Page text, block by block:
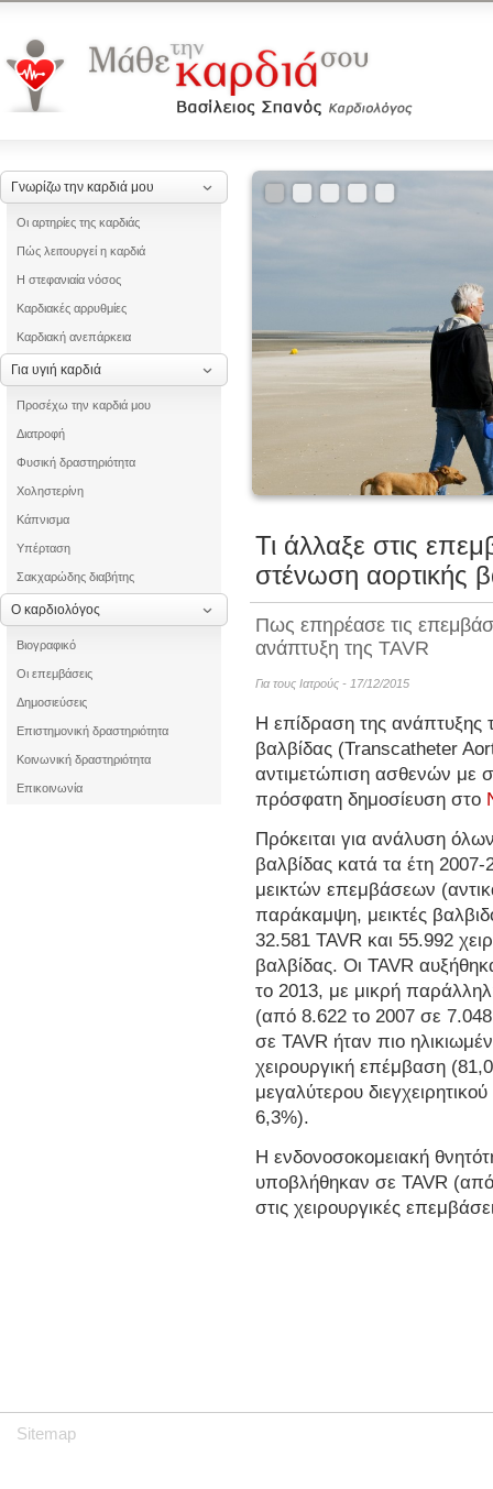
Γνωρίζω την καρδιά μου
Οι αρτηρίες της καρδιάς
Πώς λειτουργεί η καρδιά
Η στεφανιαία νόσος
Καρδιακές αρρυθμίες
Καρδιακή ανεπάρκεια
Για υγιή καρδιά
Προσέχω την καρδιά μου
Διατροφή
Φυσική δραστηριότητα
Χοληστερίνη
Κάπνισμα
Υπέρταση
Σακχαρώδης διαβήτης
Ο καρδιολόγος
Βιογραφικό
Οι επεμβάσεις
Δημοσιεύσεις
Επιστημονική δραστηριότητα
Κοινωνική δραστηριότητα
Επικοινωνία
Τα οφέλη
Μυοκαρδίτιδα
Τι άλλαξε στις
στένωση αορτικής
Πως επηρέασε τις
ανάπτυξη της TAVR
Για τους Ιατρούς - 17/12/2015
Η επίδραση της ανάπτυξης
βαλβίδας (Transcatheter
αντιμετώπιση ασθενών με
πρόσφατη δημοσίευση στο
Πρόκειται για ανάλυση
βαλβίδας κατά τα έτη
μεικτών επεμβάσεων
παράκαμψη, μεικτές
32.581 TAVR και 55.992
βαλβίδας. Οι TAVR
το 2013, με μικρή
(από 8.622 το 2007 σε
σε TAVR ήταν πιο
χειρουργική επέμβαση
μεγαλύτερου
6,3%).
Η ενδονοσοκομειακή
υποβλήθηκαν σε TAVR
στις χειρουργικές
Sitemap